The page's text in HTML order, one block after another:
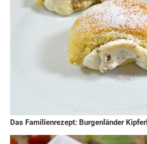
Das Familienrezept: Burgenländer Kipferl